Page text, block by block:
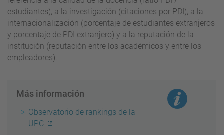
estudiantes), a la investigación (citaciones por PDI), a la
internacionalización (porcentaje de estudiantes extranjeros
y porcentaje de PDI extranjero) y a la reputación de la
institución (reputación entre los académicos y entre los
empleadores).
Más información
Observatorio de rankings de la
UPC